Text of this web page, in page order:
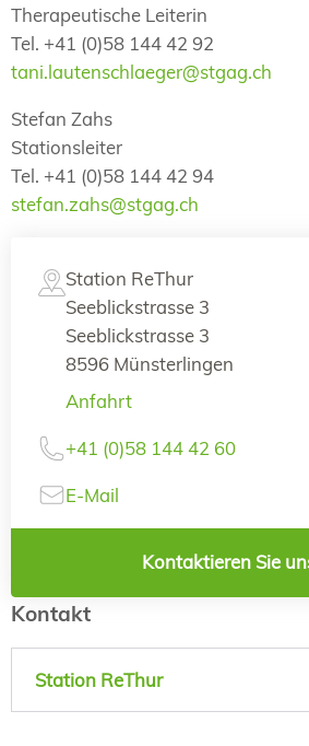
Therapeutische Leiterin
Tel. +41 (0)58 144 42 92
tani.lautenschlaeger@stgag.ch
Stefan Zahs
Stationsleiter
Tel. +41 (0)58 144 42 94
stefan.zahs@stgag.ch
Station ReThur
Seeblickstrasse 3
Seeblickstrasse 3
8596 Münsterlingen
Anfahrt
+41 (0)58 144 42 60
E-Mail
Kontaktieren Sie
Kontakt
Station ReThur